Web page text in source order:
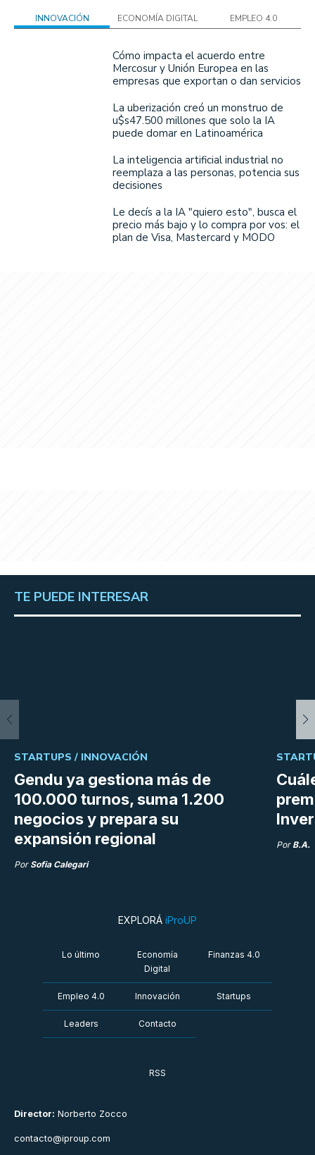
INNOVACIÓN ECONOMÍA DIGITAL EMPLEO 4.0
Cómo impacta el acuerdo entre
Mercosur y Unión Europea en las
empresas que exportan o dan servicios
La uberización creó un monstruo de
u$s47.500 millones que solo la IA
puede domar en Latinoamérica
La inteligencia artificial industrial no
reemplaza a las personas, potencia sus
decisiones
Le decís a la IA "quiero esto", busca el
precio más bajo y lo compra por vos: el
plan de Visa, Mastercard y MODO
TE PUEDE INTERESAR
Gendu ya gestiona más de
100.000 turnos, suma 1.200
negocios y prepara su
expansión regional
STARTUPS / INNOVACIÓN
Por Sofia Calegari
Por B.A.
Director: Norberto Zocco
contacto@iproup.com
EXPLORÁ iProUP
Lo último
Economía
Digital
Finanzas 4.0
Empleo 4.0 Innovación Startups
Leaders Contacto
RSS